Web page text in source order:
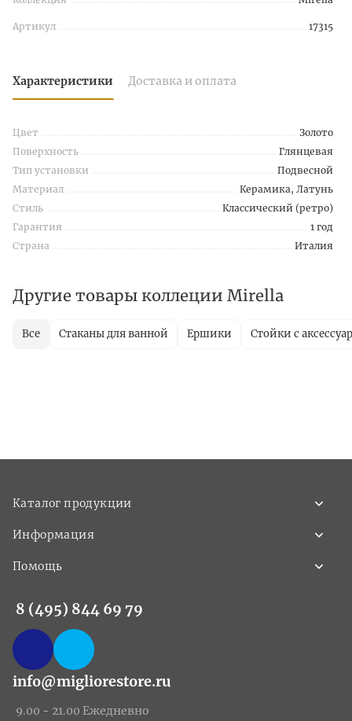
Артикул 17315
Характеристики Доставка и оплата
Цвет
Золото
Поверхность
Глянцевая
Тип установки
Подвесной
Материал
Керамика, Латунь
Стиль
Классический (ретро)
Гарантия
1 год
Страна
Италия
Другие товары коллеции Mirella
Все Стаканы для ванной Ершики Стойки с
Каталог продукции
Информация
Помощь
8 (495) 844 69 79
info@migliorestore.ru
9.00 - 21.00 Ежедневно